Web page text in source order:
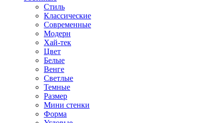
Стиль
Классические
Современные
Модерн
Хай-тек
Цвет
Белые
Венге
Светлые
Темные
Размер
Мини стенки
Форма